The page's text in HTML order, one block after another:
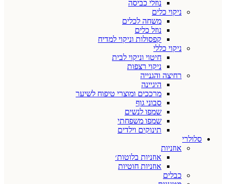
נוזלי כביסה
ניקוי כלים
משחה לכלים
נוזל כלים
קפסולות וניקוי למדיח
ניקוי כללי
חיטוי וניקוי לבית
ניקוי רצפות
רחיצה והגנייה
היגיינה
מרככים ומוצרי טיפוח לשיער
סבוני גוף
שמפו לנשים
שמפו משפחתי
תינוקים וילדים
סלולרי
אוזניות
אוזניות בלוטות׳
אוזניות חוטיות
כבלים